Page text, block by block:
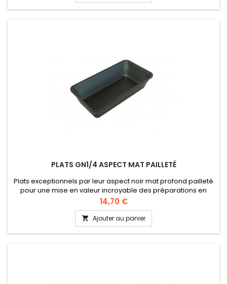
PLATS GN1/4 ASPECT MAT PAILLETÉ
Plats exceptionnels par leur aspect noir mat profond pailleté
pour une mise en valeur incroyable des préparations en
vitrine ou pour des buffets. Idéal pour petits four, pâtisseries,
etc. Dimensions GN1/4 : 265 x 162 mm Hauteur 17 et 50 mm
Prix
14,70 €
 Ajouter au panier